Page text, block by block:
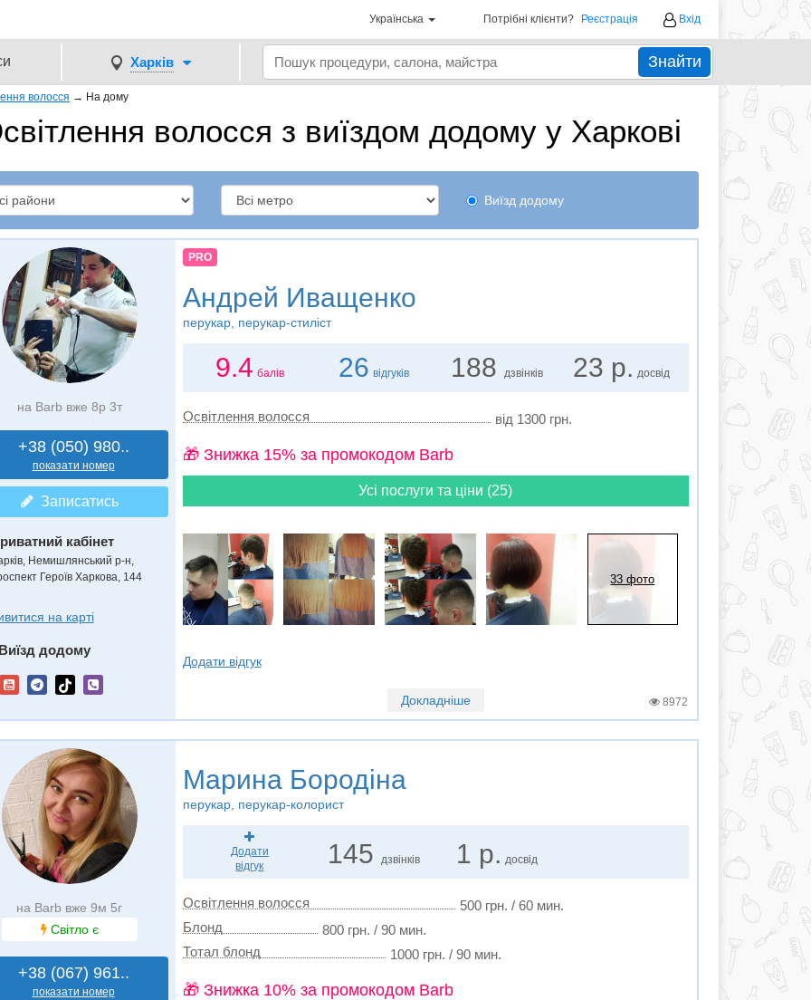
Українська Потрібні клієнти? Реєстрація Вхід
Харків Знайти
волосся → На дому
волосся з виїздом додому у Харкові
Виїзд додому
на Barb вже 8р 3т
+38 (050) 980..
показати номер
Записатись
кабінет
Немишлянський р-н,
Героїв Харкова, 144
на карті
додому
PRO
Андрей Иващенко
перукар, перукар-стиліст
9.4 балів 26 відгуків 188 дзвінків 23 р. досвід
Освітлення волосся від 1300 грн.
🎁 Знижка 15% за промокодом Barb
Усі послуги та ціни (25)
33 фото
Додати відгук
Докладніше 8972
на Barb вже 9м 5г
Світло є
+38 (067) 961..
показати номер
Марина Бородіна
перукар, перукар-колорист
Додати
відгук
145 дзвінків 1 р. досвід
Освітлення волосся
500 грн. / 60 мин.
Блонд
800 грн. / 90 мин.
Тотал блонд
1000 грн. / 90 мин.
🎁 Знижка 10% за промокодом Barb